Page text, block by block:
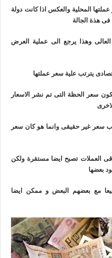
المحلية والعكس اذا كانت دولة
هذة الجالة
وهذا يرجع الى عملية العرض
يترتب علية سعر عملتها
سعر الحظة التى تم نشر الاسعار
سعر غير حقيقى وانما هو كان سعر
العملات تصبح ايضا مستقرة ولكن
بعضها
مع بعضهم البعض و ممكن ايضا